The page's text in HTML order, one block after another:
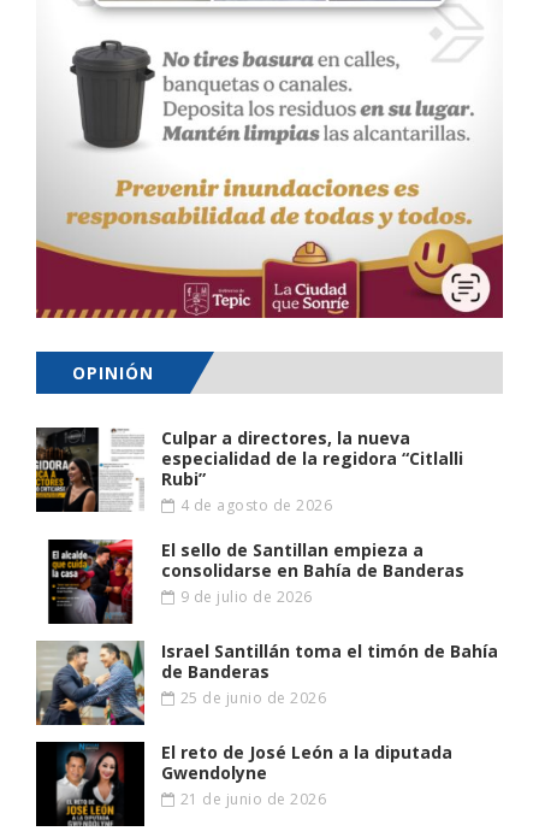
OPINIÓN
Culpar a directores, la nueva
especialidad de la regidora “Citlalli
Rubi”
4 de agosto de 2026
El sello de Santillan empieza a
consolidarse en Bahía de Banderas
9 de julio de 2026
Israel Santillán toma el timón de Bahía
de Banderas
25 de junio de 2026
El reto de José León a la diputada
Gwendolyne
21 de junio de 2026